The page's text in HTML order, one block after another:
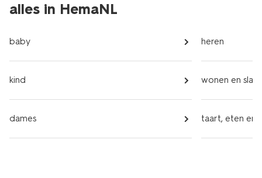
alles in HemaNL
baby
kind
dames
heren
wonen en
taart, eten en